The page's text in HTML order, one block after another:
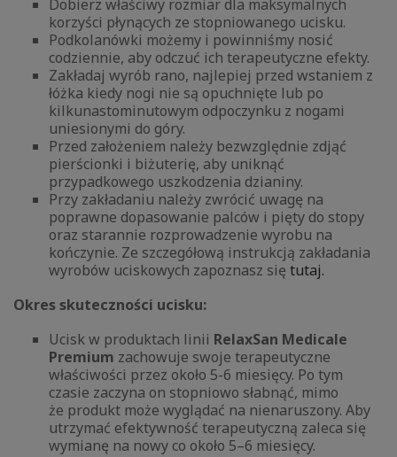
Dobierz właściwy rozmiar dla maksymalnych
korzyści płynących ze stopniowanego ucisku.
Podkolanówki możemy i powinniśmy nosić
codziennie, aby odczuć ich terapeutyczne efekty.
Zakładaj wyrób rano, najlepiej przed wstaniem z
łóżka kiedy nogi nie są opuchnięte lub po
kilkunastominutowym odpoczynku z nogami
uniesionymi do góry.
Przed założeniem należy bezwzględnie zdjąć
pierścionki i biżuterię, aby uniknąć
przypadkowego uszkodzenia dzianiny.
Przy zakładaniu należy zwrócić uwagę na
poprawne dopasowanie palców i pięty do stopy
oraz starannie rozprowadzenie wyrobu na
kończynie. Ze szczegółową instrukcją zakładania
wyrobów uciskowych zapoznasz się tutaj.
Okres skuteczności ucisku:
Ucisk w produktach linii RelaxSan Medicale
Premium zachowuje swoje terapeutyczne
właściwości przez około 5-6 miesięcy. Po tym
czasie zaczyna on stopniowo słabnąć, mimo
że produkt może wyglądać na nienaruszony. Aby
utrzymać efektywność terapeutyczną zaleca się
wymianę na nowy co około 5–6 miesięcy.